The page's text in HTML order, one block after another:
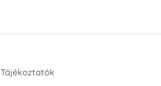
Tájékoztatók